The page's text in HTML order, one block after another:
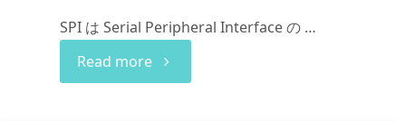
SPI は Serial Peripheral Interface の …
Read more"SPI"